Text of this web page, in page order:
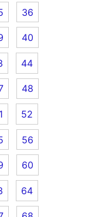
36
40
44
48
52
56
60
64